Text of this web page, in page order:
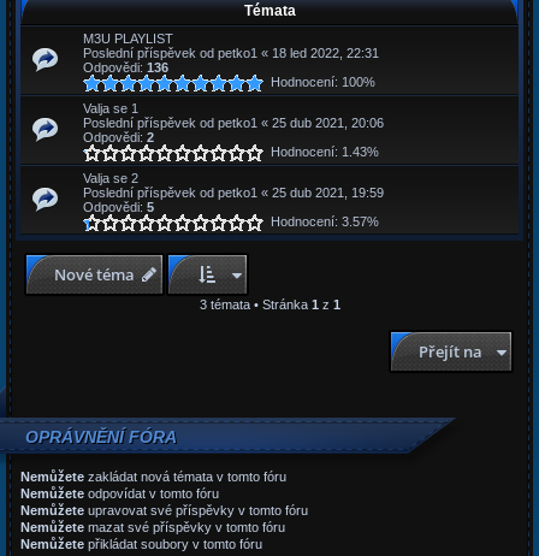
Témata
M3U PLAYLIST
Poslední příspěvek od petko1 « 18 led 2022, 22:31
Odpovědi: 136
Hodnocení: 100%
Valja se 1
Poslední příspěvek od petko1 « 25 dub 2021, 20:06
Odpovědi: 2
Hodnocení: 1.43%
Valja se 2
Poslední příspěvek od petko1 « 25 dub 2021, 19:59
Odpovědi: 5
Hodnocení: 3.57%
Nové téma
3 témata • Stránka 1 z 1
Přejít na
OPRÁVNĚNÍ FÓRA
Nemůžete zakládat nová témata v tomto fóru
Nemůžete odpovídat v tomto fóru
Nemůžete upravovat své příspěvky v tomto fóru
Nemůžete mazat své příspěvky v tomto fóru
Nemůžete přikládat soubory v tomto fóru